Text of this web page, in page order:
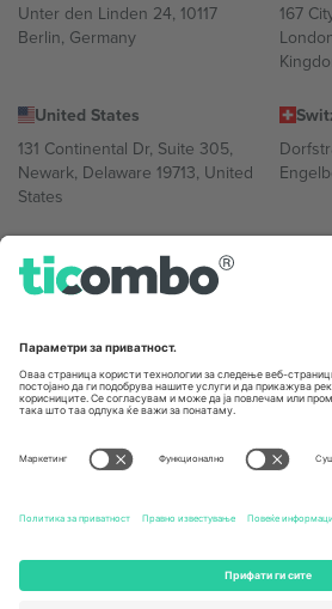
Unter den Linden 24, 10117
Berlin, Germany
167
United States
131 Continental Dr, Suite 305,
Newark, Delaware 19713, United
States
Bulgaria
Regus Sofia City West, bul
UAE
Mexico
Av Chapultepec 360, Roma
Norte, Cuauhtémoc, 06700
Ciudad de México, CDMX,
разликува во зависност од
За детали, проверете ја конкретната